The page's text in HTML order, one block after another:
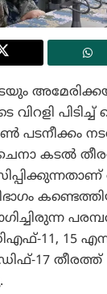
വിറളി
പടനീക്കം
കടല്‍
11, 15
17 തീരത്ത്